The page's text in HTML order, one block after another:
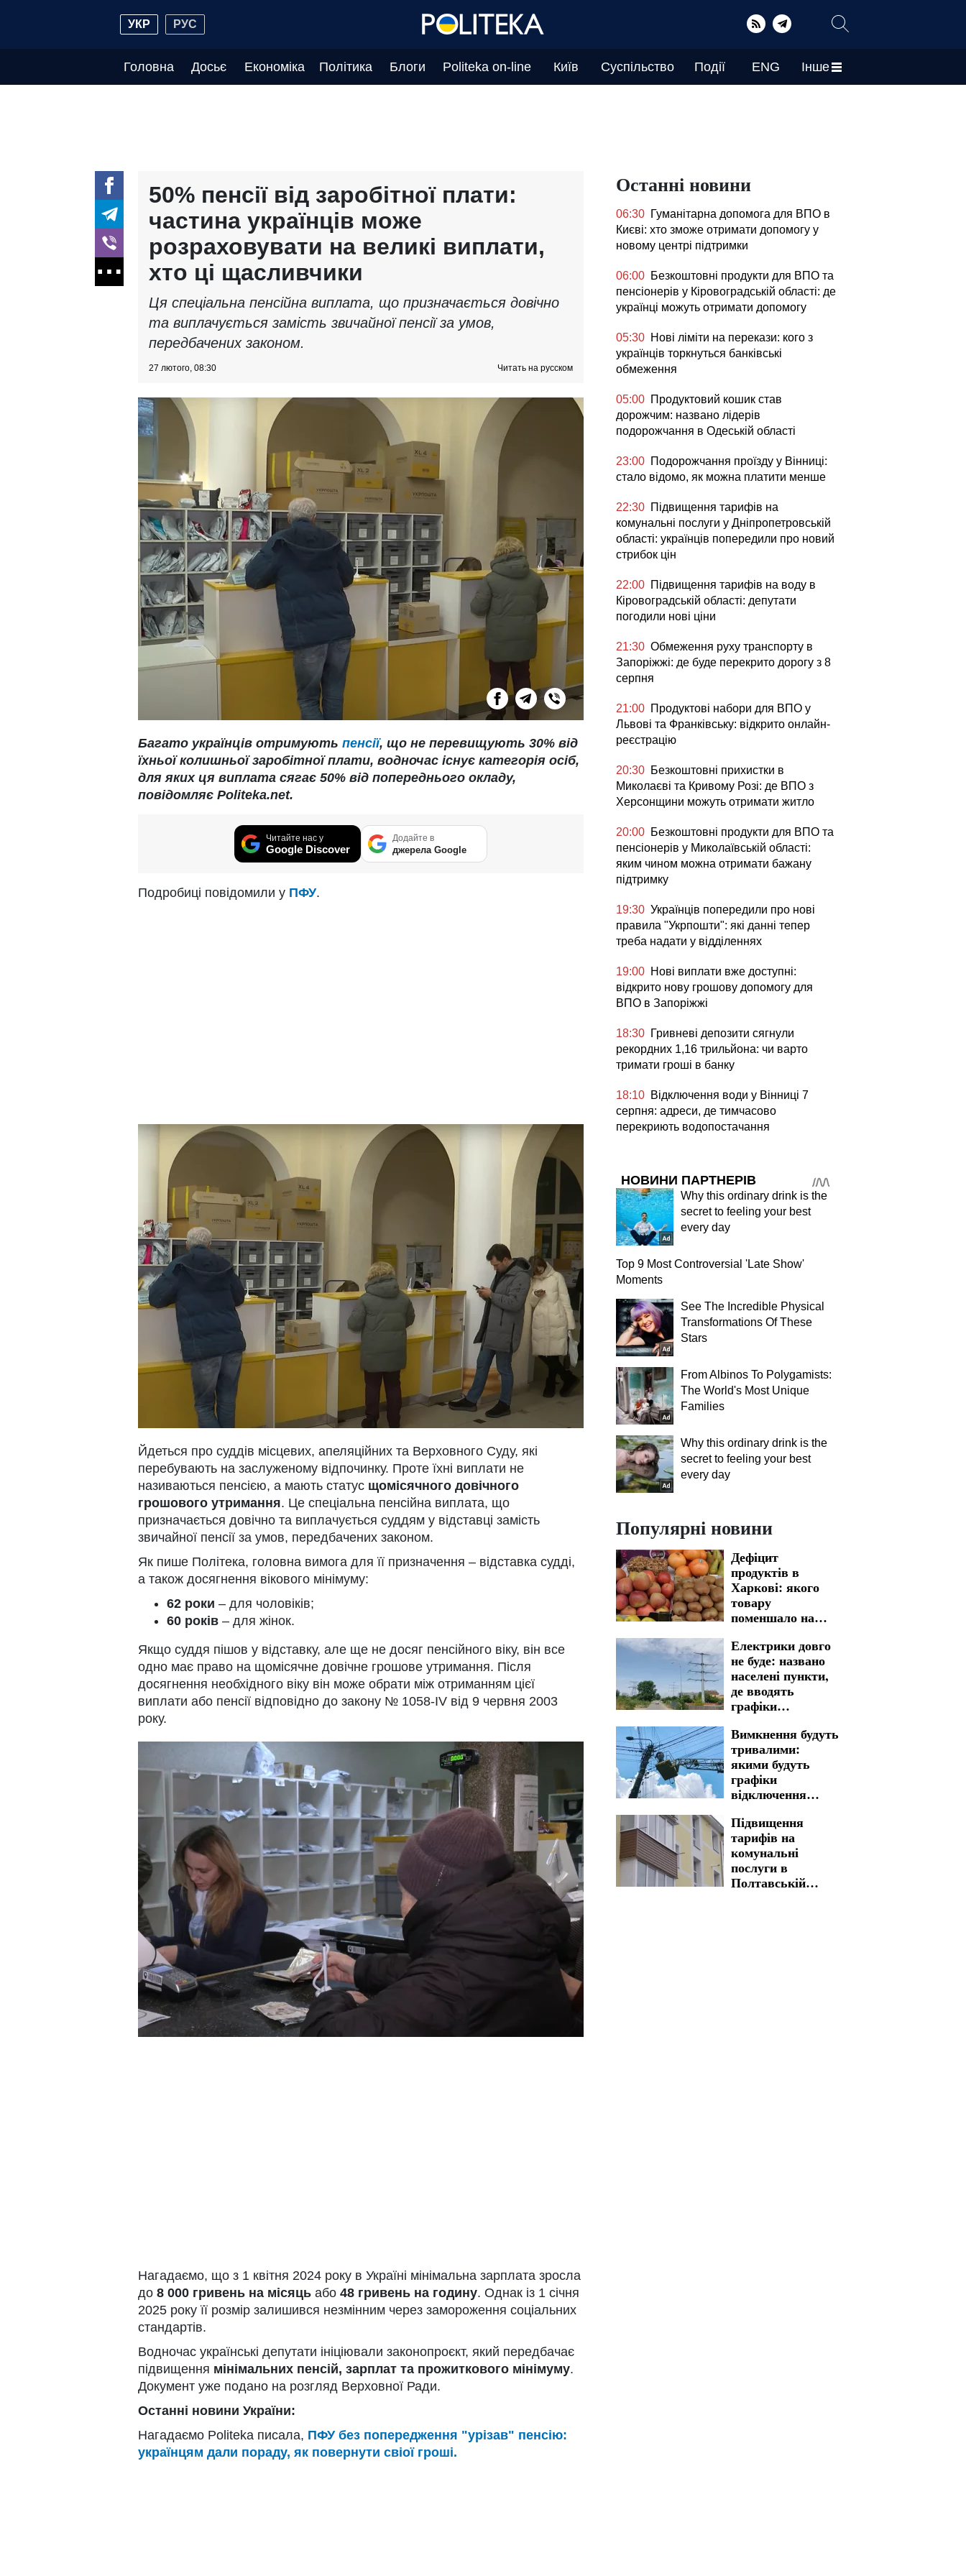
УКР РУС
Головна Досьє Економіка Політика Блоги Politeka on-line Київ Суспільство Події ENG Інше
50% пенсії від заробітної плати:
частина українців може
розраховувати на великі виплати,
хто ці щасливчики
Ця спеціальна пенсійна виплата, що призначається довічно
та виплачується замість звичайної пенсії за умов,
передбачених законом.
27 лютого, 08:30 Читать на русском
Багато українців отримують пенсії, що не перевищують 30% від
їхньої колишньої заробітної плати, водночас існує категорія осіб,
для яких ця виплата сягає 50% від попереднього окладу,
повідомляє Politeka.net.
Читайте нас у
Google Discover
Додайте в
джерела Google
Подробиці повідомили у ПФУ.
Йдеться про суддів місцевих, апеляційних та Верховного Суду, які
перебувають на заслуженому відпочинку. Проте їхні виплати не
називаються пенсією, а мають статус щомісячного довічного
грошового утримання. Це спеціальна пенсійна виплата, що
призначається довічно та виплачується суддям у відставці замість
звичайної пенсії за умов, передбачених законом.
Як пише Політека, головна вимога для її призначення – відставка судді,
а також досягнення вікового мінімуму:
62 роки – для чоловіків;
60 років – для жінок.
Якщо суддя пішов у відставку, але ще не досяг пенсійного віку, він все
одно має право на щомісячне довічне грошове утримання. Після
досягнення необхідного віку він може обрати між отриманням цієї
виплати або пенсії відповідно до закону № 1058-IV від 9 червня 2003
року.
Нагадаємо, що з 1 квітня 2024 року в Україні мінімальна зарплата зросла
до 8 000 гривень на місяць або 48 гривень на годину. Однак із 1 січня
2025 року її розмір залишився незмінним через замороження соціальних
стандартів.
Водночас українські депутати ініціювали законопроєкт, який передбачає
підвищення мінімальних пенсій, зарплат та прожиткового мінімуму.
Документ уже подано на розгляд Верховної Ради.
Останні новини України:
Нагадаємо Politeka писала, ПФУ без попередження "урізав" пенсію:
українцям дали пораду, як повернути свіої гроші.
Останні новини
06:30 Гуманітарна допомога для ВПО в
Києві: хто зможе отримати допомогу у
новому центрі підтримки
06:00 Безкоштовні продукти для ВПО та
пенсіонерів у Кіровоградській області: де
українці можуть отримати допомогу
05:30 Нові ліміти на перекази: кого з
українців торкнуться банківські
обмеження
05:00 Продуктовий кошик став
дорожчим: названо лідерів
подорожчання в Одеській області
23:00 Подорожчання проїзду у Вінниці:
стало відомо, як можна платити менше
22:30 Підвищення тарифів на
комунальні послуги у Дніпропетровській
області: українців попередили про новий
стрибок цін
22:00 Підвищення тарифів на воду в
Кіровоградській області: депутати
погодили нові ціни
21:30 Обмеження руху транспорту в
Запоріжжі: де буде перекрито дорогу з 8
серпня
21:00 Продуктові набори для ВПО у
Львові та Франківську: відкрито онлайн-
реєстрацію
20:30 Безкоштовні прихистки в
Миколаєві та Кривому Розі: де ВПО з
Херсонщини можуть отримати житло
20:00 Безкоштовні продукти для ВПО та
пенсіонерів у Миколаївській області:
яким чином можна отримати бажану
підтримку
19:30 Українців попередили про нові
правила "Укрпошти": які данні тепер
треба надати у відділеннях
19:00 Нові виплати вже доступні:
відкрито нову грошову допомогу для
ВПО в Запоріжжі
18:30 Гривневі депозити сягнули
рекордних 1,16 трильйона: чи варто
тримати гроші в банку
18:10 Відключення води у Вінниці 7
серпня: адреси, де тимчасово
перекриють водопостачання
НОВИНИ ПАРТНЕРІВ
Why this ordinary drink is the
secret to feeling your best
every day
Top 9 Most Controversial 'Late Show'
Moments
See The Incredible Physical
Transformations Of These
Stars
From Albinos To Polygamists:
The World's Most Unique
Families
Why this ordinary drink is the
secret to feeling your best
every day
Популярні новини
Дефіцит
продуктів в
Харкові: якого
товару
поменшало на
магазинів
Електрики довго
не буде: названо
населені пункти,
де вводять
графіки
світла у
Кіровоградській
області на 7
серпня
Вимкнення будуть
тривалими:
якими будуть
графіки
відключення
Запоріжжі на 7
серпня
Підвищення
тарифів на
комунальні
послуги в
Полтавській